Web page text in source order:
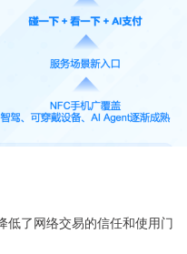
低了网络交易的信任和使用门